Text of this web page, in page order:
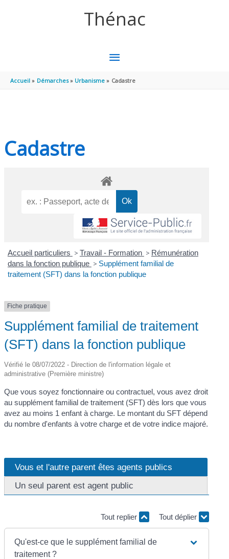
Thénac
MENU
PRINCIPAL
Accueil Démarches Urbanisme Cadastre
Cadastre
Accueil particuliers > Travail - Formation > Rémunération
dans la fonction publique > Supplément familial de
traitement (SFT) dans la fonction publique
Fiche pratique
Supplément familial de traitement
(SFT) dans la fonction publique
Vérifié le 08/07/2022 - Direction de l'information légale et
administrative (Première ministre)
Que vous soyez fonctionnaire ou contractuel, vous avez droit
au supplément familial de traitement (SFT) dès lors que vous
avez au moins 1 enfant à charge. Le montant du SFT dépend
du nombre d'enfants à votre charge et de votre indice majoré.
Vous et l'autre parent êtes agents publics
Un seul parent est agent public
Tout replier Tout déplier
Qu'est-ce que le supplément familial de
traitement ?